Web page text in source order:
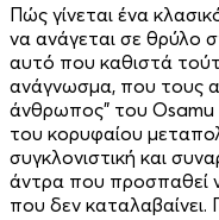
Πώς γίνεται ένα
να ανάγεται σε θρύλο
αυτό που καθιστά
ανάγνωσμα, που τους
άνθρωπος" του Osamu
του κορυφαίου
συγκλονιστική και
άντρα που προσπαθεί
που δεν